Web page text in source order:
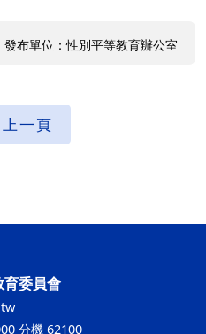
發布單位：性別平等教育辦公室
一頁
育委員會
分機 62100